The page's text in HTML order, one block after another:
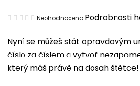
Nyní se můžeš stát opravdovým
číslo za číslem a vytvoř
který máš právě na dosah štětce!
Průměrné
produktu
je
0,0
Neohodnoceno Podrobnosti